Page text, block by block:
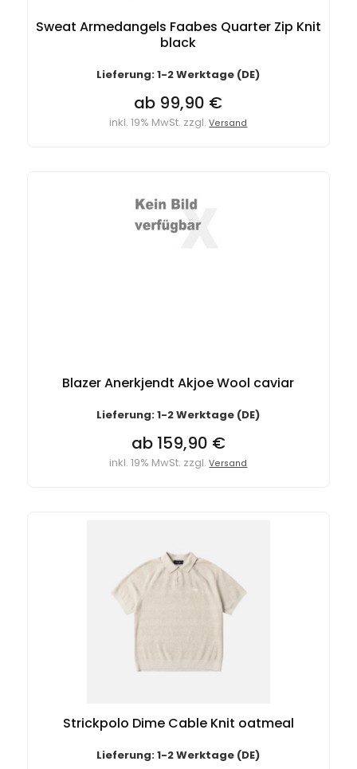
Sweat Armedangels Faabes Quarter Zip Knit
black
Lieferung: 1-2 Werktage (DE)
ab 99,90 €
inkl. 19% MwSt. zzgl.Versand
Blazer Anerkjendt Akjoe Wool caviar
Lieferung: 1-2 Werktage (DE)
ab 159,90 €
inkl. 19% MwSt. zzgl.Versand
Strickpolo Dime Cable Knit oatmeal
Lieferung: 1-2 Werktage (DE)